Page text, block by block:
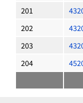
201
202
203
204